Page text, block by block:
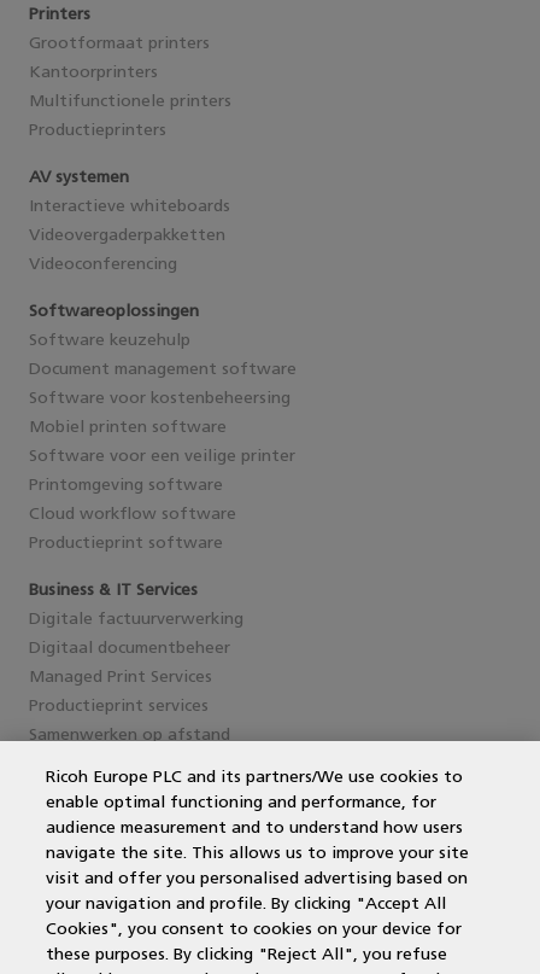
Printers
Grootformaat printers
Kantoorprinters
Multifunctionele printers
Productieprinters
AV systemen
Interactieve whiteboards
Videovergaderpakketten
Videoconferencing
Softwareoplossingen
Software keuzehulp
Document management software
Software voor kostenbeheersing
Mobiel printen software
Software voor een veilige printer
Printomgeving software
Cloud workflow software
Productieprint software
Business & IT Services
Digitale factuurverwerking
Digitaal documentbeheer
Managed Print Services
Productieprint services
Samenwerken op afstand
Service en support
MPS Printing
Kantoorprinter vergelijken
Kopieermachines
Ricoh Europe PLC and its partners/We use cookies to
enable optimal functioning and performance, for
audience measurement and to understand how users
navigate the site. This allows us to improve your site
visit and offer you personalised advertising based on
your navigation and profile. By clicking "Accept All
Cookies", you consent to cookies on your device for
these purposes. By clicking "Reject All", you refuse